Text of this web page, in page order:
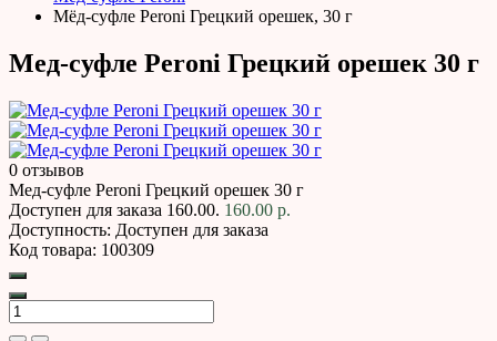
Мёд-суфле Peroni Грецкий орешек, 30 г
Мед-суфле Peroni Грецкий орешек 30 г
0 отзывов
Мед-суфле Peroni Грецкий орешек 30 г
Доступен для заказа 160.00. 160.00 р.
Доступность: Доступен для заказа
Код товара: 100309